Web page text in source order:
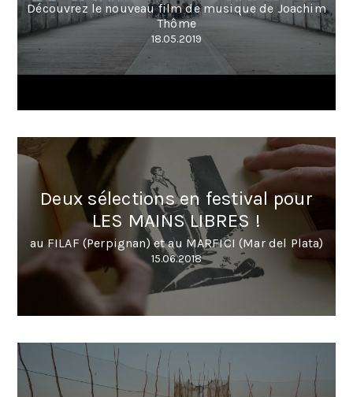
Découvrez le nouveau film de musique de Joachim
Thôme
18.05.2019
Deux sélections en festival pour
LES MAINS LIBRES !
au FILAF (Perpignan) et au MARFICI (Mar del Plata)
15.06.2018